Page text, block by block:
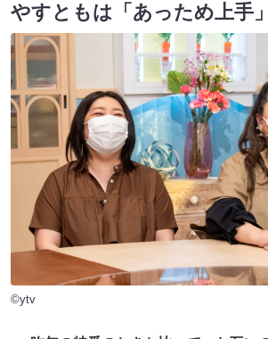
やすともは「あっため上手」
©ytv